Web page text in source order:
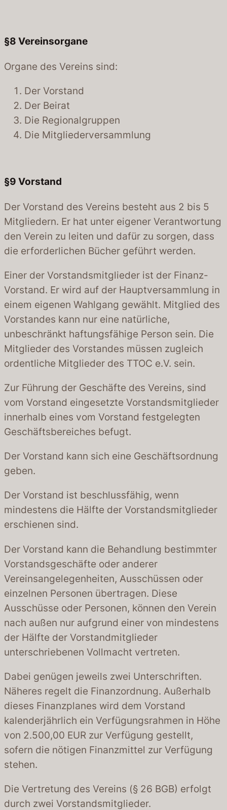
§8 Vereinsorgane
Organe des Vereins sind:
Der Vorstand
Der Beirat
Die Regionalgruppen
Die Mitgliederversammlung
§9 Vorstand
Der Vorstand des Vereins besteht aus 2 bis 5
Mitgliedern. Er hat unter eigener Verantwortung
den Verein zu leiten und dafür zu sorgen, dass
die erforderlichen Bücher geführt werden.
Einer der Vorstandsmitglieder ist der Finanz-
Vorstand. Er wird auf der Hauptversammlung in
einem eigenen Wahlgang gewählt. Mitglied des
Vorstandes kann nur eine natürliche,
unbeschränkt haftungsfähige Person sein. Die
Mitglieder des Vorstandes müssen zugleich
ordentliche Mitglieder des TTOC e.V. sein.
Zur Führung der Geschäfte des Vereins, sind
vom Vorstand eingesetzte Vorstandsmitglieder
innerhalb eines vom Vorstand festgelegten
Geschäftsbereiches befugt.
Der Vorstand kann sich eine Geschäftsordnung
geben.
Der Vorstand ist beschlussfähig, wenn
mindestens die Hälfte der Vorstandsmitglieder
erschienen sind.
Der Vorstand kann die Behandlung bestimmter
Vorstandsgeschäfte oder anderer
Vereinsangelegenheiten, Ausschüssen oder
einzelnen Personen übertragen. Diese
Ausschüsse oder Personen, können den Verein
nach außen nur aufgrund einer von mindestens
der Hälfte der Vorstandmitglieder
unterschriebenen Vollmacht vertreten.
Dabei genügen jeweils zwei Unterschriften.
Näheres regelt die Finanzordnung. Außerhalb
dieses Finanzplanes wird dem Vorstand
kalenderjährlich ein Verfügungsrahmen in Höhe
von 2.500,00 EUR zur Verfügung gestellt,
sofern die nötigen Finanzmittel zur Verfügung
stehen.
Die Vertretung des Vereins (§ 26 BGB) erfolgt
durch zwei Vorstandsmitglieder.